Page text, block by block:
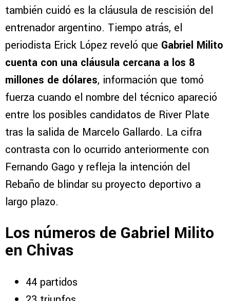
también cuidó es la cláusula de rescisión del
entrenador argentino. Tiempo atrás, el
periodista Erick López reveló que Gabriel Milito
cuenta con una cláusula cercana a los 8
millones de dólares, información que tomó
fuerza cuando el nombre del técnico apareció
entre los posibles candidatos de River Plate
tras la salida de Marcelo Gallardo. La cifra
contrasta con lo ocurrido anteriormente con
Fernando Gago y refleja la intención del
Rebaño de blindar su proyecto deportivo a
largo plazo.
Los números de Gabriel Milito
en Chivas
44 partidos